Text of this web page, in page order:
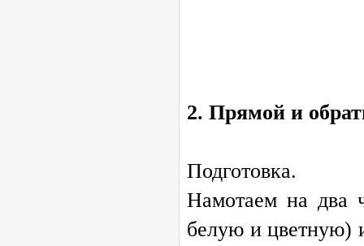
2. Прямой и
Подготовка.
Намотаем на два
белую и цветную)